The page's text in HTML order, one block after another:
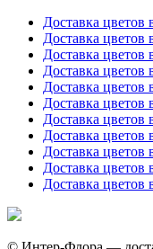
Доставка цветов
Доставка цветов
Доставка цветов
Доставка цветов
Доставка
Доставка цветов
Доставка
Доставка цветов
Доставка цветов
Доставка
Доставка цветов